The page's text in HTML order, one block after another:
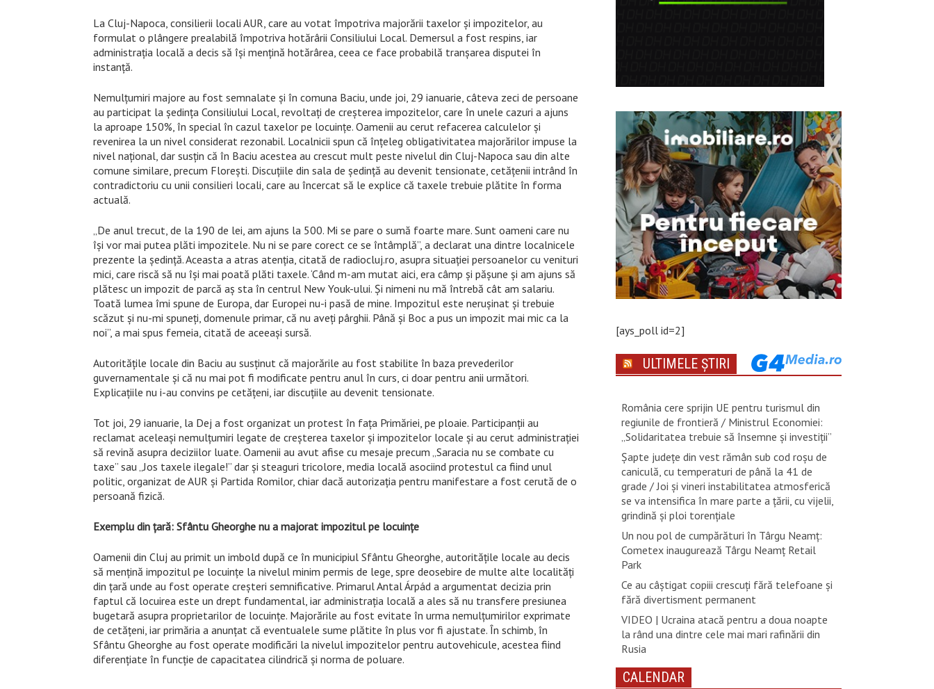
La Cluj-Napoca, consilierii locali AUR, care au votat împotriva majorării taxelor și impozitelor, au
formulat o plângere prealabilă împotriva hotărârii Consiliului Local. Demersul a fost respins, iar
administrația locală a decis să își mențină hotărârea, ceea ce face probabilă tranșarea disputei în
instanță.
Nemulțumiri majore au fost semnalate și în comuna Baciu, unde joi, 29 ianuarie, câteva zeci de persoane
au participat la ședința Consiliului Local, revoltați de creșterea impozitelor, care în unele cazuri a ajuns
la aproape 150%, în special în cazul taxelor pe locuințe. Oamenii au cerut refacerea calculelor și
revenirea la un nivel considerat rezonabil. Localnicii spun că înțeleg obligativitatea majorărilor impuse la
nivel național, dar susțin că în Baciu acestea au crescut mult peste nivelul din Cluj-Napoca sau din alte
comune similare, precum Florești. Discuțiile din sala de ședință au devenit tensionate, cetățenii intrând în
contradictoriu cu unii consilieri locali, care au încercat să le explice că taxele trebuie plătite în forma
actuală.
„De anul trecut, de la 190 de lei, am ajuns la 500. Mi se pare o sumă foarte mare. Sunt oameni care nu
își vor mai putea plăti impozitele. Nu ni se pare corect ce se întâmplă”, a declarat una dintre localnicele
prezente la ședință. Aceasta a atras atenția, citată de radiocluj.ro, asupra situației persoanelor cu venituri
mici, care riscă să nu își mai poată plăti taxele. ‘Când m-am mutat aici, era câmp și pășune și am ajuns să
plătesc un impozit de parcă aș sta în centrul New Youk-ului. Și nimeni nu mă întrebă cât am salariu.
Toată lumea îmi spune de Europa, dar Europei nu-i pasă de mine. Impozitul este nerușinat și trebuie
scăzut și nu-mi spuneți, domenule primar, că nu aveți pârghii. Până și Boc a pus un impozit mai mic ca la
noi”, a mai spus femeia, citată de aceeași sursă.
Autoritățile locale din Baciu au susținut că majorările au fost stabilite în baza prevederilor
guvernamentale și că nu mai pot fi modificate pentru anul în curs, ci doar pentru anii următori.
Explicațiile nu i-au convins pe cetățeni, iar discuțiile au devenit tensionate.
Tot joi, 29 ianuarie, la Dej a fost organizat un protest în fața Primăriei, pe ploaie. Participanții au
reclamat aceleași nemulțumiri legate de creșterea taxelor și impozitelor locale și au cerut administrației
să revină asupra deciziilor luate. Oamenii au avut afise cu mesaje precum „Saracia nu se combate cu
taxe” sau „Jos taxele ilegale!” dar și steaguri tricolore, media locală asociind protestul ca fiind unul
politic, organizat de AUR și Partida Romilor, chiar dacă autorizația pentru manifestare a fost cerută de o
persoană fizică.
Exemplu din țară: Sfântu Gheorghe nu a majorat impozitul pe locuințe
Oamenii din Cluj au primit un imbold după ce în municipiul Sfântu Gheorghe, autoritățile locale au decis
să mențină impozitul pe locuințe la nivelul minim permis de lege, spre deosebire de multe alte localități
din țară unde au fost operate creșteri semnificative. Primarul Antal Árpád a argumentat decizia prin
faptul că locuirea este un drept fundamental, iar administrația locală a ales să nu transfere presiunea
bugetară asupra proprietarilor de locuințe. Majorările au fost evitate în urma nemulțumirilor exprimate
de cetățeni, iar primăria a anunțat că eventualele sume plătite în plus vor fi ajustate. În schimb, în
Sfântu Gheorghe au fost operate modificări la nivelul impozitelor pentru autovehicule, acestea fiind
diferențiate în funcție de capacitatea cilindrică și norma de poluare.
[ays_poll id=2]
ULTIMELE ȘTIRI
România cere sprijin UE pentru turismul din
regiunile de frontieră / Ministrul Economiei:
„Solidaritatea trebuie să însemne și investiții”
Șapte județe din vest rămân sub cod roșu de
caniculă, cu temperaturi de până la 41 de
grade / Joi și vineri instabilitatea atmosferică
se va intensifica în mare parte a țării, cu vijelii,
grindină și ploi torențiale
Un nou pol de cumpărături în Târgu Neamț:
Cometex inaugurează Târgu Neamț Retail
Park
Ce au câștigat copiii crescuți fără telefoane și
fără divertisment permanent
VIDEO | Ucraina atacă pentru a doua noapte
la rând una dintre cele mai mari rafinării din
Rusia
CALENDAR